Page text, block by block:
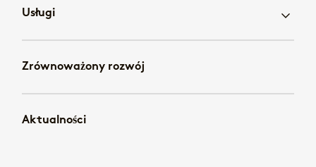
Usługi
Zrównoważony rozwój
Aktualności